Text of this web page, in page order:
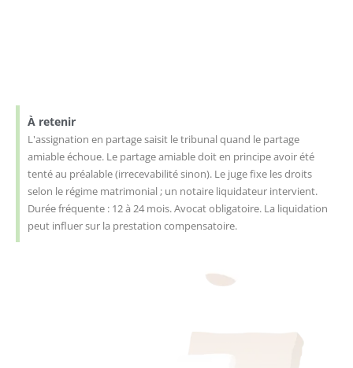
À retenir
L'assignation en partage saisit le tribunal quand le partage
amiable échoue. Le partage amiable doit en principe avoir été
tenté au préalable (irrecevabilité sinon). Le juge fixe les droits
selon le régime matrimonial ; un notaire liquidateur intervient.
Durée fréquente : 12 à 24 mois. Avocat obligatoire. La liquidation
peut influer sur la prestation compensatoire.